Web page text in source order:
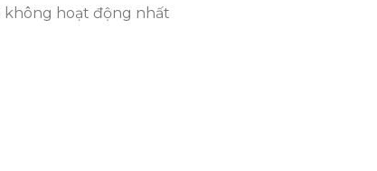
không hoạt động nhất